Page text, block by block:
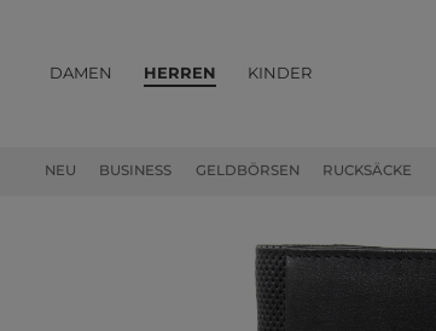
DAMEN HERREN
NEU BUSINESS GELDBÖRSEN RUCKSÄCKE
KINDER